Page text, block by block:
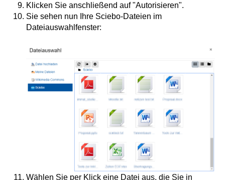
Klicken Sie anschließend auf "Autorisieren".
Sie sehen nun Ihre Sciebo-Dateien im
Dateiauswahlfenster:
Wählen Sie per Klick eine Datei aus, die Sie in